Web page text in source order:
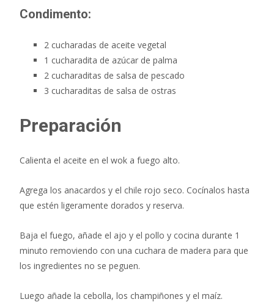
Condimento:
2 cucharadas de aceite vegetal
1 cucharadita de azúcar de palma
2 cucharaditas de salsa de pescado
3 cucharaditas de salsa de ostras
Preparación
Calienta el aceite en el wok a fuego alto.
Agrega los anacardos y el chile rojo seco. Cocínalos hasta
que estén ligeramente dorados y reserva.
Baja el fuego, añade el ajo y el pollo y cocina durante 1
minuto removiendo con una cuchara de madera para que
los ingredientes no se peguen.
Luego añade la cebolla, los champiñones y el maíz.